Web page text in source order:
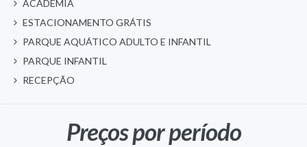
ACADEMIA
ESTACIONAMENTO GRÁTIS
PARQUE AQUÁTICO ADULTO E INFANTIL
PARQUE INFANTIL
RECEPÇÃO
Preços por período